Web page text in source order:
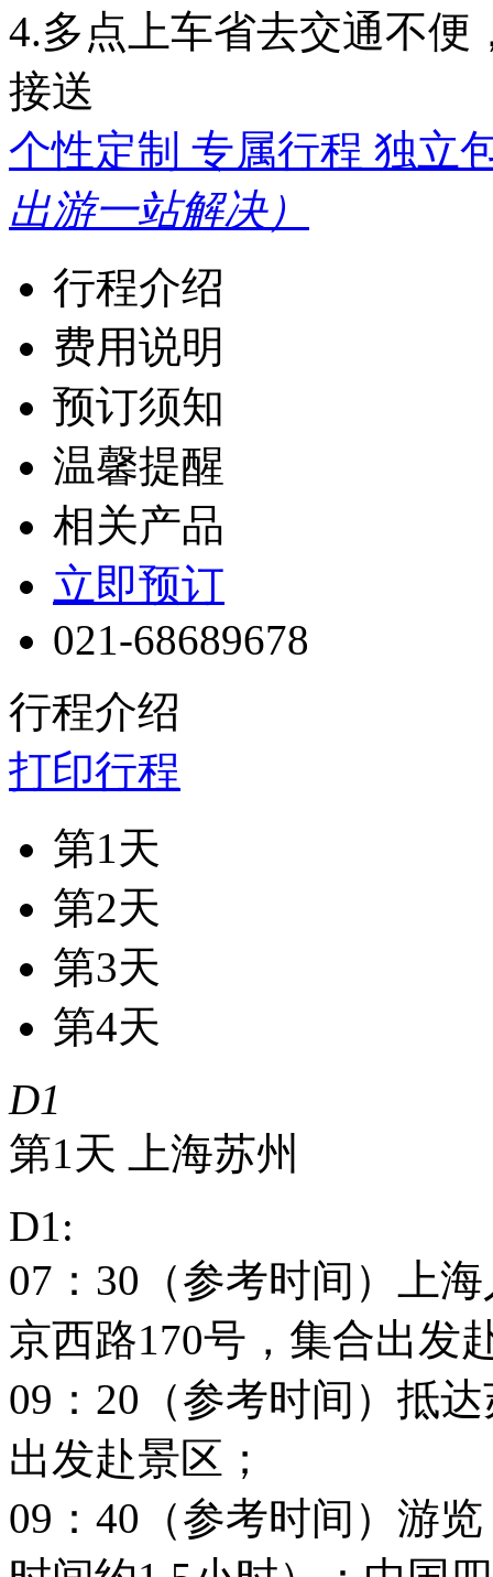
4.多点上车省去交通不便
接送
个性定制 专属行程 独立
出游一站解决）
行程介绍
费用说明
预订须知
温馨提醒
相关产品
立即预订
021-68689678
行程介绍
打印行程
第1天
第2天
第3天
第4天
D1
第1天 上海苏州
D1:
07：30（参考时间）上
京西路170号，集合出发
09：20（参考时间）抵
出发赴景区；
09：40（参考时间）游